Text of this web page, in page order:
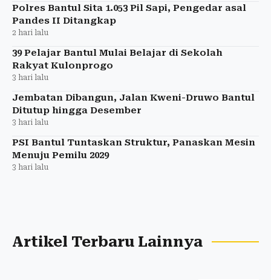
Polres Bantul Sita 1.053 Pil Sapi, Pengedar asal
Pandes II Ditangkap
2 hari lalu
39 Pelajar Bantul Mulai Belajar di Sekolah
Rakyat Kulonprogo
3 hari lalu
Jembatan Dibangun, Jalan Kweni-Druwo Bantul
Ditutup hingga Desember
3 hari lalu
PSI Bantul Tuntaskan Struktur, Panaskan Mesin
Menuju Pemilu 2029
3 hari lalu
Artikel Terbaru Lainnya